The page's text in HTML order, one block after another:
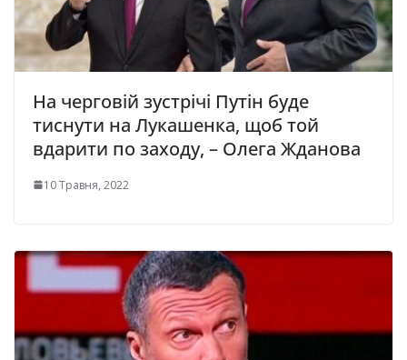
На черговій зустрічі Путін буде
тиснути на Лукашенка, щоб той
вдарити по заходу, – Олега Жданова
10 Травня, 2022